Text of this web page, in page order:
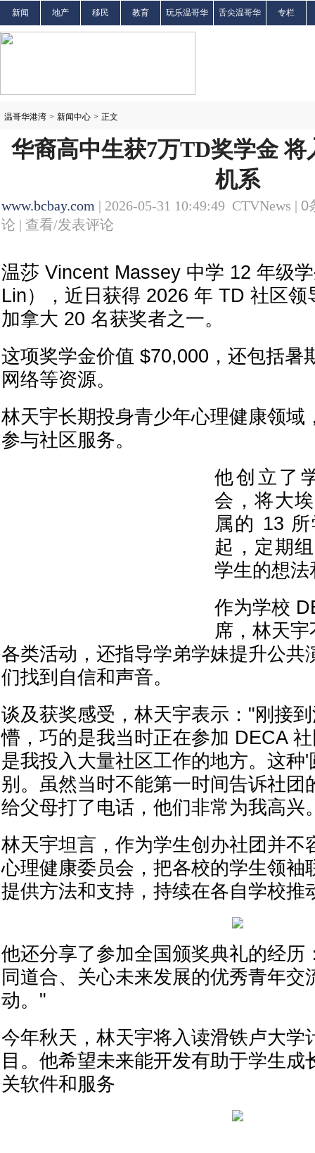
新闻 地产 移民 教育 玩乐温哥华 舌尖温哥华 专栏
温哥华港湾 > 新闻中心 > 正文
华裔高中生获7万TD奖学金
机系
www.bcbay.com | 2026-05-31 10:49:49 CTVNews | 0
论 | 查看/发表评论
温莎 Vincent Massey 中学 12 年级
Lin），近日获得 2026 年 TD 社区领
加拿大 20 名获奖者之一。
这项奖学金价值 $70,000，还包括暑
网络等资源。
林天宇长期投身青少年心理健康领域
参与社区服务。
他创立了
会，将大
属的 13
起，定期
学生的想法
作为学校
席，林天
各类活动，还指导学弟学妹提升公共
们找到自信和声音。
谈及获奖感受，林天宇表示："刚接
懵，巧的是我当时正在参加 DECA
是我投入大量社区工作的地方。这种
别。虽然当时不能第一时间告诉社团
给父母打了电话，他们非常为我高兴
林天宇坦言，作为学生创办社团并不
心理健康委员会，把各校的学生领袖
提供方法和支持，持续在各自学校推
他还分享了参加全国颁奖典礼的经历
同道合、关心未来发展的优秀青年交
动。"
今年秋天，林天宇将入读滑铁卢大学
目。他希望未来能开发有助于学生成
关软件和服务